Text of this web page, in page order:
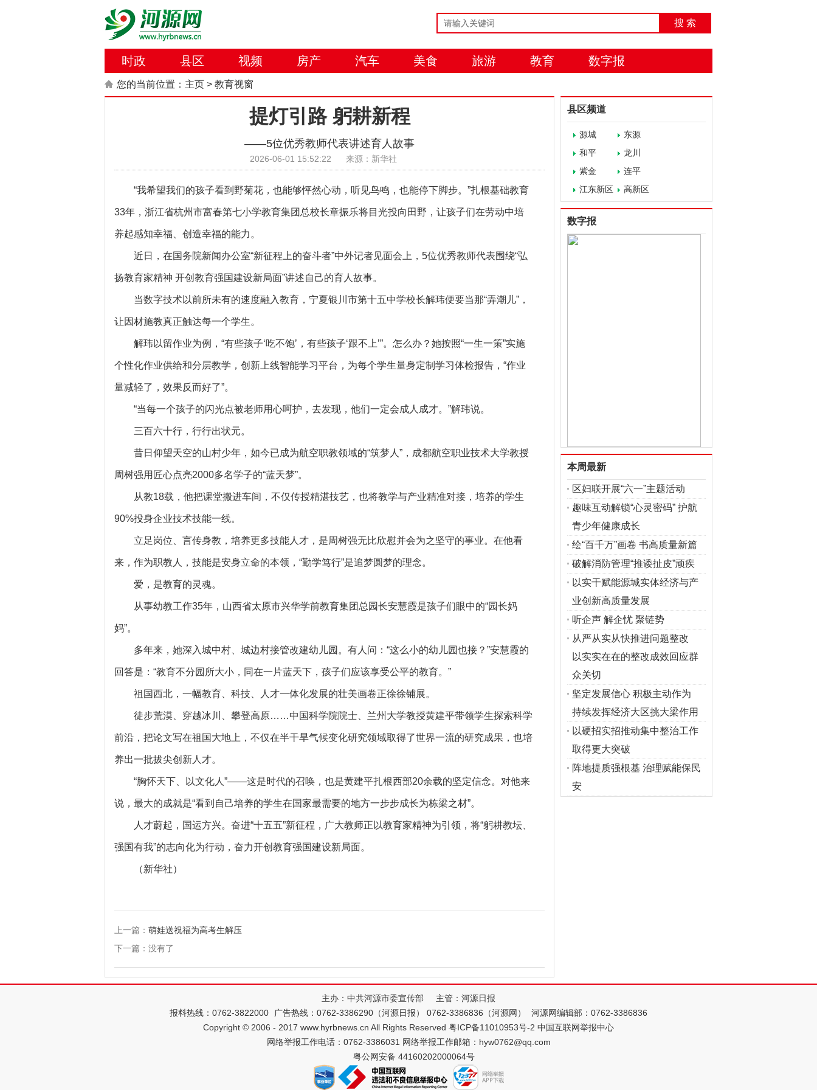
搜 索
时政 县区 视频 房产 汽车 美食 旅游 教育 数字报
您的当前位置： 主页 > 教育视窗
提灯引路 躬耕新程
——5位优秀教师代表讲述育人故事
2026-06-01 15:52:22 来源：新华社
“我希望我们的孩子看到野菊花，也能够怦然心动，听见鸟鸣，也能停下脚步。”扎根基础教育
33年，浙江省杭州市富春第七小学教育集团总校长章振乐将目光投向田野，让孩子们在劳动中培
养起感知幸福、创造幸福的能力。
近日，在国务院新闻办公室“新征程上的奋斗者”中外记者见面会上，5位优秀教师代表围绕“弘
扬教育家精神 开创教育强国建设新局面”讲述自己的育人故事。
当数字技术以前所未有的速度融入教育，宁夏银川市第十五中学校长解玮便要当那“弄潮儿”，
让因材施教真正触达每一个学生。
解玮以留作业为例，“有些孩子‘吃不饱’，有些孩子‘跟不上’”。怎么办？她按照“一生一策”实施
个性化作业供给和分层教学，创新上线智能学习平台，为每个学生量身定制学习体检报告，“作业
量减轻了，效果反而好了”。
“当每一个孩子的闪光点被老师用心呵护，去发现，他们一定会成人成才。”解玮说。
三百六十行，行行出状元。
昔日仰望天空的山村少年，如今已成为航空职教领域的“筑梦人”，成都航空职业技术大学教授
周树强用匠心点亮2000多名学子的“蓝天梦”。
从教18载，他把课堂搬进车间，不仅传授精湛技艺，也将教学与产业精准对接，培养的学生
90%投身企业技术技能一线。
立足岗位、言传身教，培养更多技能人才，是周树强无比欣慰并会为之坚守的事业。在他看
来，作为职教人，技能是安身立命的本领，“勤学笃行”是追梦圆梦的理念。
爱，是教育的灵魂。
从事幼教工作35年，山西省太原市兴华学前教育集团总园长安慧霞是孩子们眼中的“园长妈
妈”。
多年来，她深入城中村、城边村接管改建幼儿园。有人问：“这么小的幼儿园也接？”安慧霞的
回答是：“教育不分园所大小，同在一片蓝天下，孩子们应该享受公平的教育。”
祖国西北，一幅教育、科技、人才一体化发展的壮美画卷正徐徐铺展。
徒步荒漠、穿越冰川、攀登高原……中国科学院院士、兰州大学教授黄建平带领学生探索科学
前沿，把论文写在祖国大地上，不仅在半干旱气候变化研究领域取得了世界一流的研究成果，也培
养出一批拔尖创新人才。
“胸怀天下、以文化人”——这是时代的召唤，也是黄建平扎根西部20余载的坚定信念。对他来
说，最大的成就是“看到自己培养的学生在国家最需要的地方一步步成长为栋梁之材”。
人才蔚起，国运方兴。奋进“十五五”新征程，广大教师正以教育家精神为引领，将“躬耕教坛、
强国有我”的志向化为行动，奋力开创教育强国建设新局面。
（新华社）
上一篇： 萌娃送祝福为高考生解压
下一篇：没有了
县区频道
源城
东源
和平
龙川
紫金
连平
江东新区
高新区
数字报
本周最新
区妇联开展“六一”主题活动
趣味互动解锁“心灵密码” 护航
青少年健康成长
绘“百千万”画卷 书高质量新篇
破解消防管理“推诿扯皮”顽疾
以实干赋能源城实体经济与产
业创新高质量发展
听企声 解企忧 聚链势
从严从实从快推进问题整改
以实实在在的整改成效回应群
众关切
坚定发展信心 积极主动作为
持续发挥经济大区挑大梁作用
以硬招实招推动集中整治工作
取得更大突破
阵地提质强根基 治理赋能保民
安